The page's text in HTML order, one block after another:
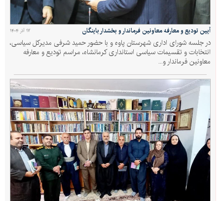
۱۷ آذر ۱۴۰۴ آیین تودیع و معارفه معاونین فرماندار و بخشدار باینگان
در جلسه شورای اداری شهرستان پاوه و با حضور حمید شرفی مدیرکل سیاسی،
انتخابات و تقسیمات سیاسی استانداری کرمانشاه، مراسم تودیع و معارفه
معاونین فرماندار و...